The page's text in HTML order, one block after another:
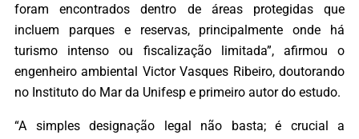
foram encontrados dentro de áreas protegidas que
incluem parques e reservas, principalmente onde há
turismo intenso ou fiscalização limitada”, afirmou o
engenheiro ambiental Victor Vasques Ribeiro, doutorando
no Instituto do Mar da Unifesp e primeiro autor do estudo.
“A simples designação legal não basta; é crucial a